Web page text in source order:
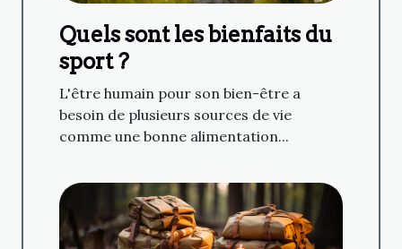
Quels sont les bienfaits du
sport ?
L'être humain pour son bien-être a
besoin de plusieurs sources de vie
comme une bonne alimentation...